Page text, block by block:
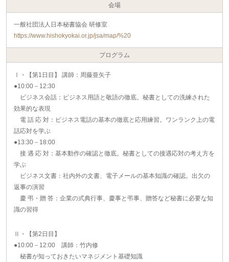
会場
一般社団法人日本秘書協会 研修室
https://www.hishokyokai.or.jp/jsa/map/%20
プログラム
Ⅰ・【第1日目】 講師：周藤亜矢子
●10:00－12:30
ビジネス会話：ビジネス用語と敬語の徹底。秘書としての洗練された
効果的な表現
電 話 応 対：ビジネス電話の基本の徹底と応用練習。ワンランク上の電
話応対を学ぶ
●13:30－18:00
接 遇 応 対：基本動作の確認と徹底。秘書としての接遇応対の考え方を
学ぶ
ビジネス文書：社内外の文書、電子メールの基本知識の確認。出欠の
返事の演習
慶 弔・贈 答：企業の式典行事、慶事と弔事、贈答など秘書に必要な知
識の習得
Ⅱ・【第2日目】
●10:00－12:00 講師：竹内修
秘書が知っておきたいマネジメント基礎知識